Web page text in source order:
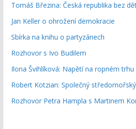
Tomáš Březina: Česká republika bez
Jan Keller o ohrožení demokracie
Sbírka na knihu o partyzánech
Rozhovor s Ivo Budilem
Ilona Švihlíková: Napětí na ropném trhu
Robert Kotzian: Společný
Rozhovor Petra Hampla s Martinem